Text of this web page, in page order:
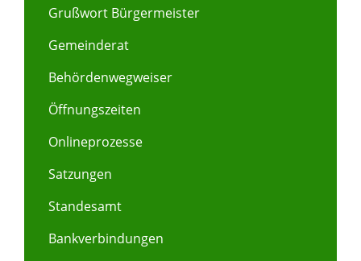
Grußwort Bürgermeister
Gemeinderat
Behördenwegweiser
Öffnungszeiten
Onlineprozesse
Satzungen
Standesamt
Bankverbindungen